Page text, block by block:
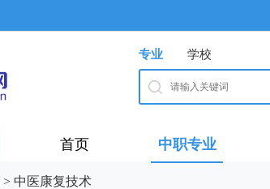
专业 学校
首页 中职专业
> 中医康复技术